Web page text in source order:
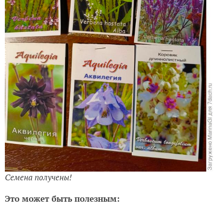
Семена получены!
Это может быть полезным: